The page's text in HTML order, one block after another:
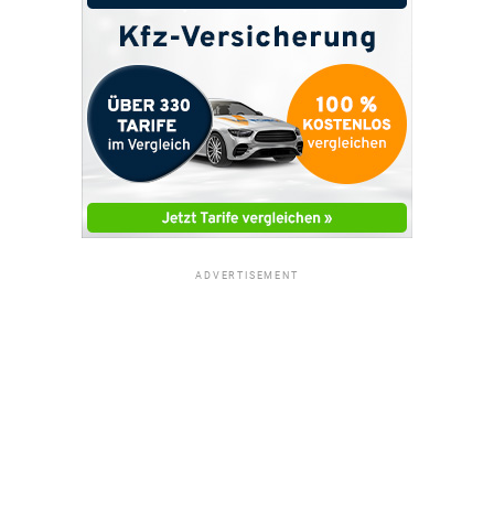
ADVERTISEMENT